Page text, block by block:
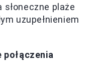
plaże
uzupełnieniem